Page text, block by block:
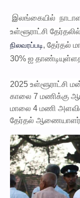
இலங்கையில்
உள்ளூராட்சி
நிலவரப்படி, தேர்தல்
30% ஐ
2025 உள்ளூராட்சி
காலை 7 மணிக்கு
மாலை 4 மணி
தேர்தல் ஆணையாளர்